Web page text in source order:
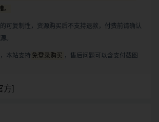
。
可复制性，资源购买后不支持退款，付费前请确认
。
本站支持 免登录购买 ，售后问题可以含支付截图
方]